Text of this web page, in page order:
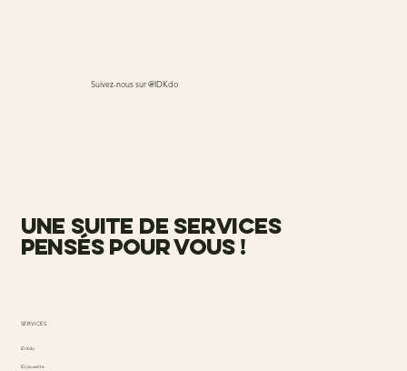
Suivez-nous sur @IDKdo
une suite de services
pensés pour vous !
SERVICES
ID Kdo
ID causette